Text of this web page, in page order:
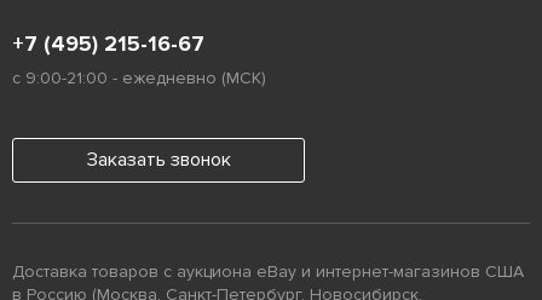
+7 (495) 215-16-67
с 9:00-21:00 - ежедневно (МСК)
Заказать звонок
Доставка товаров с аукциона eBay и интернет-магазинов США
в Россию (Москва, Санкт-Петербург, Новосибирск,